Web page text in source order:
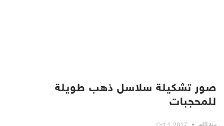
صور تشكيلة سلاسل ذهب طويلة
للمحجبات
منة الله Oct 1, 2017